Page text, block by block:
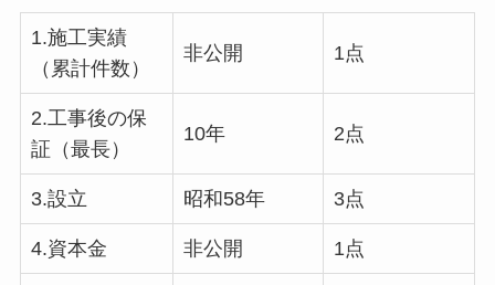
1.施工実績
（累計件数）
非公開 1点
2.工事後の保
証（最長）
10年 2点
3.設立 昭和58年 3点
4.資本金 非公開 1点